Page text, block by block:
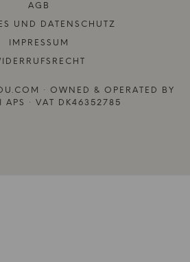
AGB
UND DATENSCHUTZ
IMPRESSUM
· OWNED & OPERATED BY
APS · VAT DK46352785